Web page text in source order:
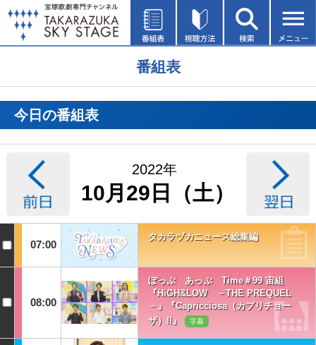
番組表
今日の番組表
2022年
10月29日（土）
07:00
タカラヅカニュース総集編
08:00
ぽっぷ あっぷ Time＃99 宙組
『HiGH&LOW －THE PREQUEL
－』『Capricciosa（カプリチョー
ザ）!!』
字幕